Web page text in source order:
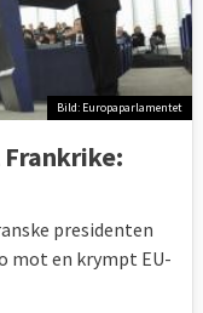
Bild: Europaparlamentet
presidenten
mot en krympt EU-